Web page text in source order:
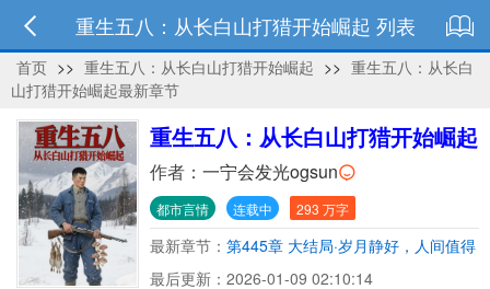
重生五八：从长白山打猎开始崛起 列表
首页 >> 重生五八：从长白山打猎开始崛起 >> 重生五八：从长白
山打猎开始崛起最新章节
重生五八：从长白山打猎开始崛起
作者： 一宁会发光ogsun
都市言情 连载中 293 万字
最新章节： 第445章 大结局·岁月静好，人间值得
最后更新：2026-01-09 02:10:14